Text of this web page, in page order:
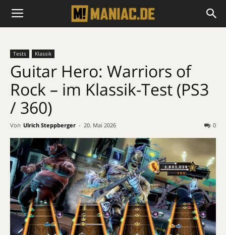
Tests Klassik
Guitar Hero: Warriors of
Rock – im Klassik-Test (PS3
/ 360)
Von Ulrich Steppberger - 20. Mai 2026 0